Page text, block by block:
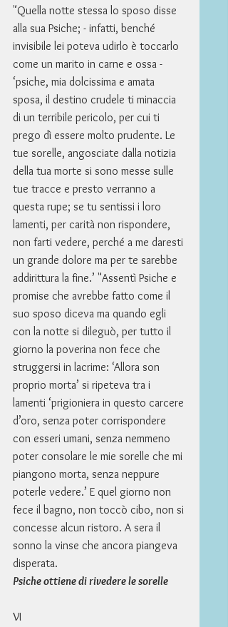
"Quella notte stessa lo sposo disse
alla sua Psiche; - infatti, benché
invisibile lei poteva udirlo è toccarlo
come un marito in carne e ossa -
‘psiche, mia dolcissima e amata
sposa, il destino crudele ti minaccia
di un terribile pericolo, per cui ti
prego dì essere molto prudente. Le
tue sorelle, angosciate dalla notizia
della tua morte si sono messe sulle
tue tracce e presto verranno a
questa rupe; se tu sentissi i loro
lamenti, per carità non rispondere,
non farti vedere, perché a me daresti
un grande dolore ma per te sarebbe
addirittura la fine.’ "Assentì Psiche e
promise che avrebbe fatto come il
suo sposo diceva ma quando egli
con la notte si dileguò, per tutto il
giorno la poverina non fece che
struggersi in lacrime: ‘Allora son
proprio morta’ si ripeteva tra i
lamenti ‘prigioniera in questo carcere
d’oro, senza poter corrispondere
con esseri umani, senza nemmeno
poter consolare le mie sorelle che mi
piangono morta, senza neppure
poterle vedere.’ E quel giorno non
fece il bagno, non toccò cibo, non si
concesse alcun ristoro. A sera il
sonno la vinse che ancora piangeva
disperata.
Psiche ottiene di rivedere le sorelle
VI